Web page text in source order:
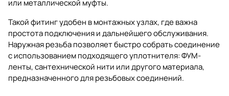
или металлической муфты.
Такой фитинг удобен в монтажных узлах, где важна
простота подключения и дальнейшего обслуживания.
Наружная резьба позволяет быстро собрать соединение
с использованием подходящего уплотнителя: ФУМ-
ленты, сантехнической нити или другого материала,
предназначенного для резьбовых соединений.